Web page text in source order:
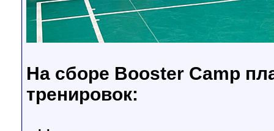
На сборе Booster Camp
тренировок: